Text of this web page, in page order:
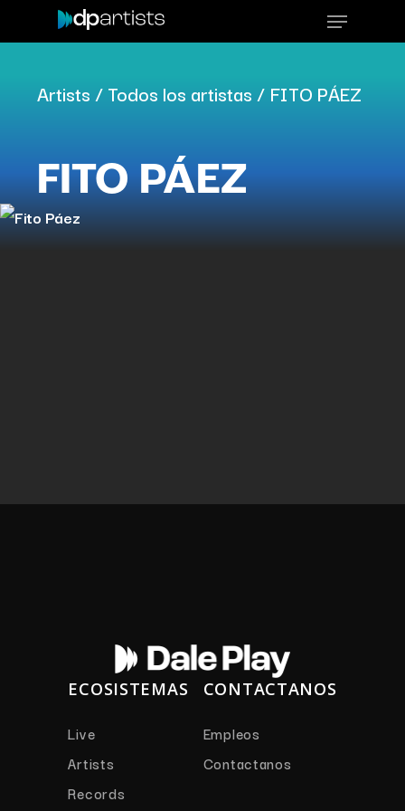
to
content
Menu
Artists/Todos los artistas/ FITO PÁEZ
FITO PÁEZ
ECOSISTEMAS
Live
Artists
Records
CONTACTANOS
Empleos
Contactanos